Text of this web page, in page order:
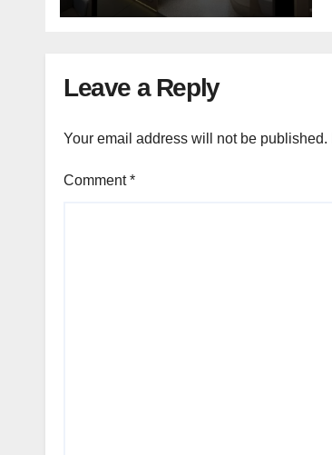
Leave a Reply
Your email address will not be published.
Comment*